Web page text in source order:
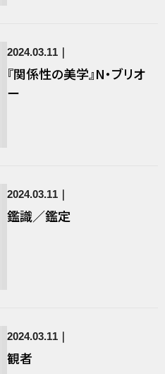
2024.03.11
『関係性の美学』N・ブリオ
ー
2024.03.11
鑑識／鑑定
2024.03.11
観者